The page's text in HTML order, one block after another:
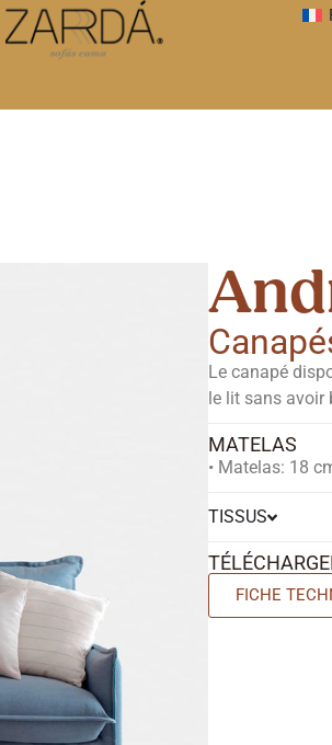
Le canapé
le lit sans avoir
MATELAS
• Matelas: 18
TISSUS
FICHE